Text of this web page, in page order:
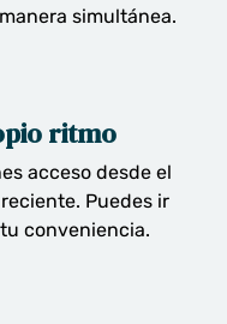
simultánea.
ritmo
acceso desde el
Puedes ir
conveniencia.